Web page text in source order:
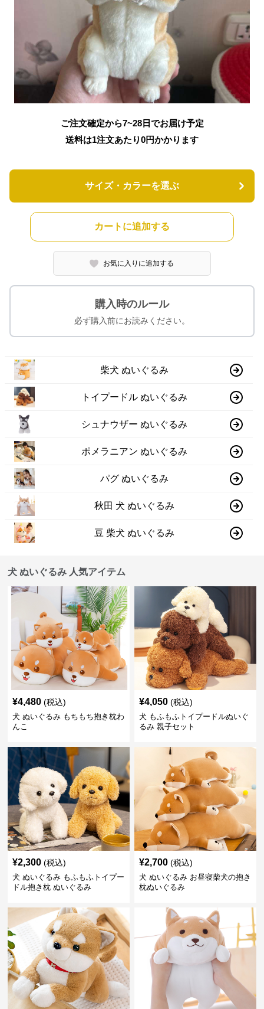
ご注文確定から7~28日でお届け予定
送料は1注文あたり0円かかります
サイズ・カラーを選ぶ
カートに追加する
お気に入りに追加する
購入時のルール
必ず購入前にお読みください。
柴犬 ぬいぐるみ
トイプードル ぬいぐるみ
シュナウザー ぬいぐるみ
ポメラニアン ぬいぐるみ
パグ ぬいぐるみ
秋田 犬 ぬいぐるみ
豆 柴犬 ぬいぐるみ
犬 ぬいぐるみ 人気アイテム
¥4,480 (税込)
犬 ぬいぐるみ もちもち抱き枕わ
んこ
¥4,050 (税込)
犬 もふもふトイプードルぬいぐ
るみ 親子セット
¥2,300 (税込)
犬 ぬいぐるみ もふもふトイプー
ドル抱き枕 ぬいぐるみ
¥2,700 (税込)
犬 ぬいぐるみ お昼寝柴犬の抱き
枕ぬいぐるみ